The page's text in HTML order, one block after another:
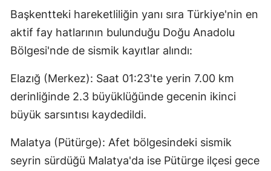
Başkentteki hareketliliğin yanı sıra Türkiye'nin en
aktif fay hatlarının bulunduğu Doğu Anadolu
Bölgesi'nde de sismik kayıtlar alındı:
Elazığ (Merkez): Saat 01:23'te yerin 7.00 km
derinliğinde 2.3 büyüklüğünde gecenin ikinci
büyük sarsıntısı kaydedildi.
Malatya (Pütürge): Afet bölgesindeki sismik
seyrin sürdüğü Malatya'da ise Pütürge ilçesi gece